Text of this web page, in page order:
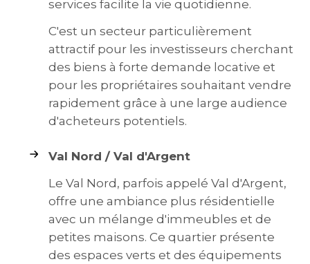
services facilite la vie quotidienne.
C'est un secteur particulièrement
attractif pour les investisseurs cherchant
des biens à forte demande locative et
pour les propriétaires souhaitant vendre
rapidement grâce à une large audience
d'acheteurs potentiels.
Val Nord / Val d'Argent
Le Val Nord, parfois appelé Val d'Argent,
offre une ambiance plus résidentielle
avec un mélange d'immeubles et de
petites maisons. Ce quartier présente
des espaces verts et des équipements